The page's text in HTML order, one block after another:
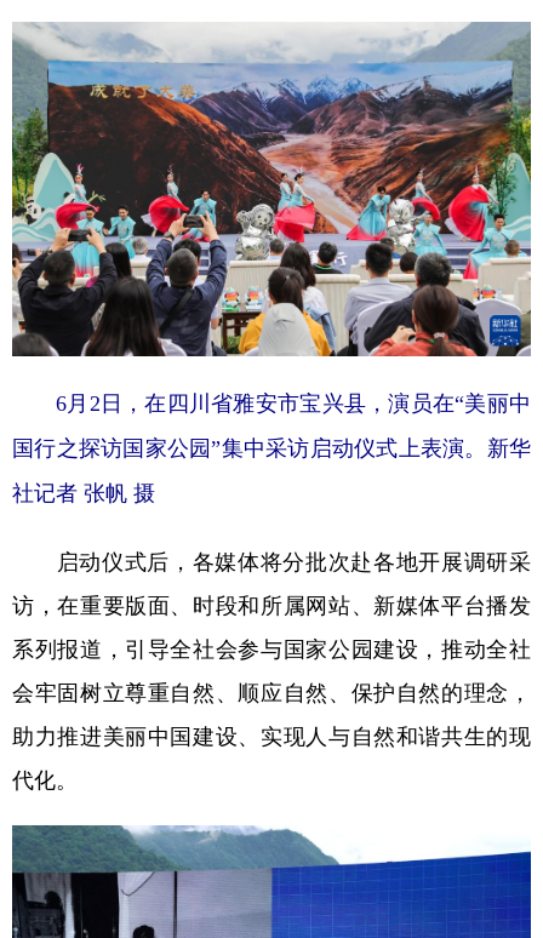
6月2日，在四川省雅安市宝兴县，演员在“美丽中
国行之探访国家公园”集中采访启动仪式上表演。新华
社记者 张帆 摄
启动仪式后，各媒体将分批次赴各地开展调研采
访，在重要版面、时段和所属网站、新媒体平台播发
系列报道，引导全社会参与国家公园建设，推动全社
会牢固树立尊重自然、顺应自然、保护自然的理念，
助力推进美丽中国建设、实现人与自然和谐共生的现
代化。